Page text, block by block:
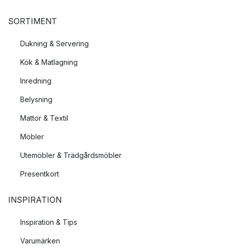
SORTIMENT
Dukning & Servering
Kök & Matlagning
Inredning
Belysning
Mattor & Textil
Möbler
Utemöbler & Trädgårdsmöbler
Presentkort
INSPIRATION
Inspiration & Tips
Varumärken